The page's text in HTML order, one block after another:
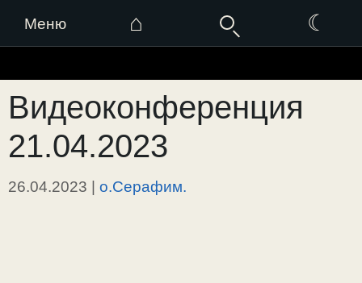
Меню ⌂ ☾
к
содержимому
Видеоконференция
21.04.2023
26.04.2023 | о.Серафим.